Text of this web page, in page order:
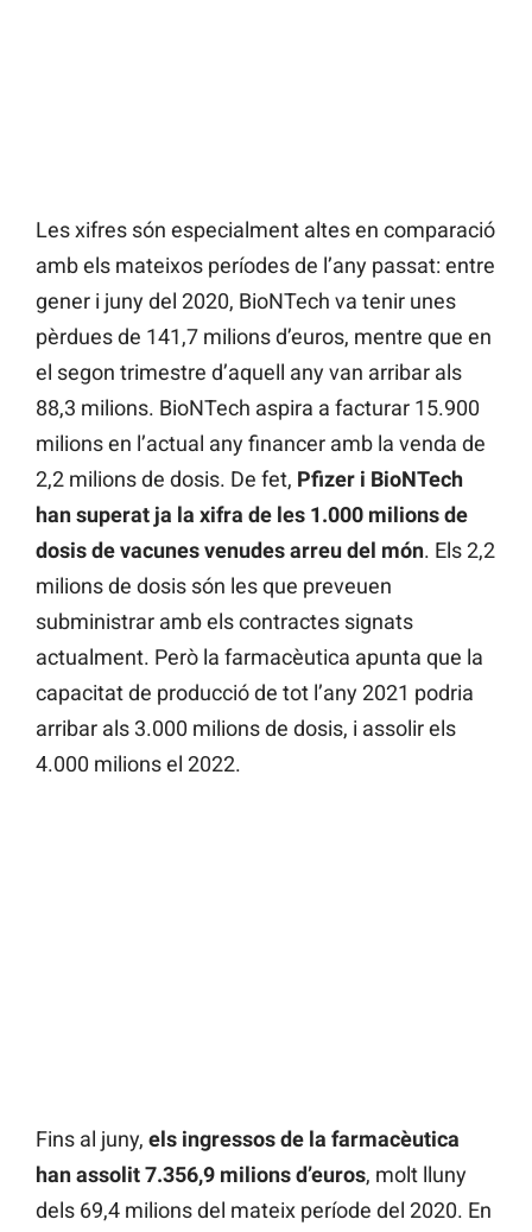
Les xifres són especialment altes en comparació
amb els mateixos períodes de l’any passat: entre
gener i juny del 2020, BioNTech va tenir unes
pèrdues de 141,7 milions d’euros, mentre que en
el segon trimestre d’aquell any van arribar als
88,3 milions. BioNTech aspira a facturar 15.900
milions en l’actual any financer amb la venda de
2,2 milions de dosis. De fet, Pfizer i BioNTech
han superat ja la xifra de les 1.000 milions de
dosis de vacunes venudes arreu del món. Els 2,2
milions de dosis són les que preveuen
subministrar amb els contractes signats
actualment. Però la farmacèutica apunta que la
capacitat de producció de tot l’any 2021 podria
arribar als 3.000 milions de dosis, i assolir els
4.000 milions el 2022.
Fins al juny, els ingressos de la farmacèutica
han assolit 7.356,9 milions d’euros, molt lluny
dels 69,4 milions del mateix període del 2020. En